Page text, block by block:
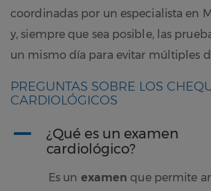
coordinadas por un especialista en
y, siempre que sea posible, las
un mismo día para evitar múltiples
PREGUNTAS SOBRE LOS
CARDIOLÓGICOS
A
¿Qué es un examen
cardiológico?
Es un examen que permite